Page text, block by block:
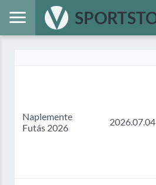
Naplemente
Futás 2026
2026.07.04